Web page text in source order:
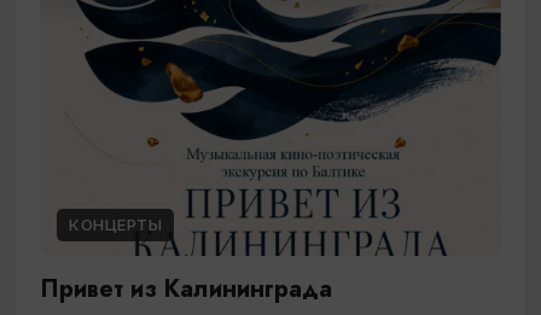
КОНЦЕРТЫ
Привет из Калининграда